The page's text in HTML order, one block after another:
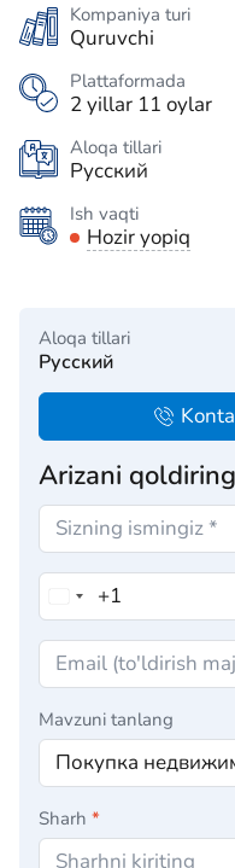
Kompaniya turi
Quruvchi
Plattaformada
2 yillar 11 oylar
Aloqa tillari
Русский
Ish vaqti
Hozir yopiq
Aloqa tillari
Русский
Arizani qoldiring
Mavzuni tanlang
Sharh *